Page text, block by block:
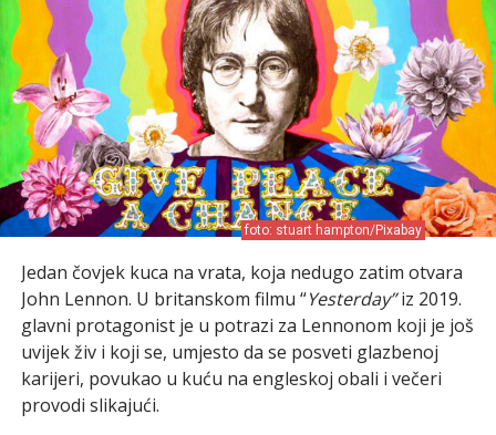
foto: stuart hampton/Pixabay
Jedan čovjek kuca na vrata, koja nedugo zatim otvara
John Lennon. U britanskom filmu “Yesterday”iz 2019.
glavni protagonist je u potrazi za Lennonom koji je još
uvijek živ i koji se, umjesto da se posveti glazbenoj
karijeri, povukao u kuću na engleskoj obali i večeri
provodi slikajući.